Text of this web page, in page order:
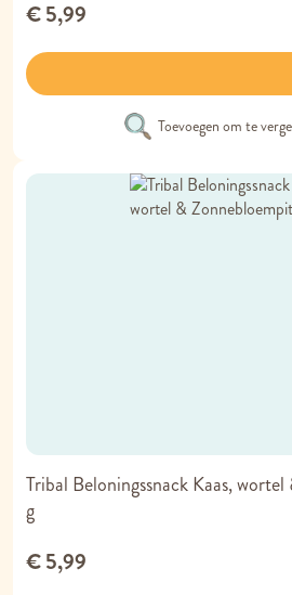
€ 5,99
Toevoegen om te
Tribal Beloningssnack Kaas,
g
€ 5,99